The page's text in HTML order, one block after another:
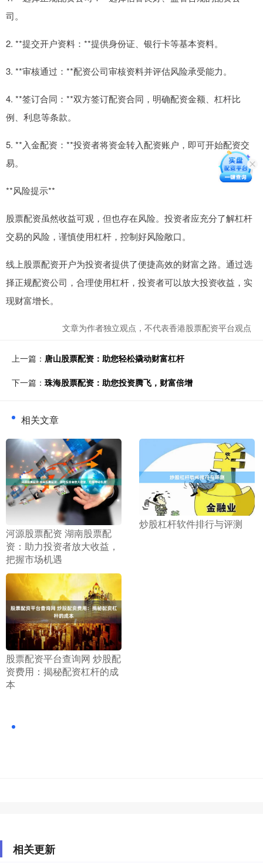
司。
2. **提交开户资料：**提供身份证、银行卡等基本资料。
3. **审核通过：**配资公司审核资料并评估风险承受能力。
4. **签订合同：**双方签订配资合同，明确配资金额、杠杆比
例、利息等条款。
5. **入金配资：**投资者将资金转入配资账户，即可开始配资交
易。
**风险提示**
股票配资虽然收益可观，但也存在风险。投资者应充分了解杠杆
交易的风险，谨慎使用杠杆，控制好风险敞口。
线上股票配资开户为投资者提供了便捷高效的财富之路。通过选
择正规配资公司，合理使用杠杆，投资者可以放大投资收益，实
现财富增长。
文章为作者独立观点，不代表香港股票配资平台观点
上一篇： 唐山股票配资：助您轻松撬动财富杠杆
下一篇： 珠海股票配资：助您投资腾飞，财富倍增
相关文章
​河源股票配资 湖南股票配
资：助力投资者放大收益，
把握市场机遇
​炒股杠杆软件排行与评测
​股票配资平台查询网 炒股配
资费用：揭秘配资杠杆的成
本
相关更新